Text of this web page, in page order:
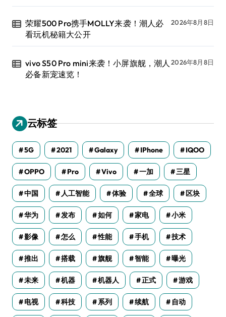
荣耀500 Pro携手MOLLY来袭！潮人必
看玩机秘籍大公开
2026年8月8日
vivo S50 Pro mini来袭！小屏旗舰，潮人
必备新宠速览！
2026年8月8日
云标签
5G 2021 Galaxy IPhone IQOO
OPPO Pro Vivo 一加 三星
中国 人工智能 体验 全球 区块
华为 发布 如何 家电 小米
影像 怎么 性能 手机 技术
推出 搭载 旗舰 智能 曝光
未来 机器 机器人 正式 游戏
电视 科技 系列 续航 自动